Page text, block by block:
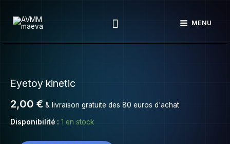
Rechercher MENU
Eyetoy kinetic
2,00 € & livraison gratuite des 80 euros d'achat
Disponibilité : 1 en stock
Eyetoy